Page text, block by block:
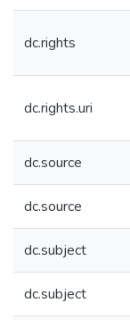
dc.rights
dc.rights.uri
dc.source
dc.source
dc.subject
dc.subject